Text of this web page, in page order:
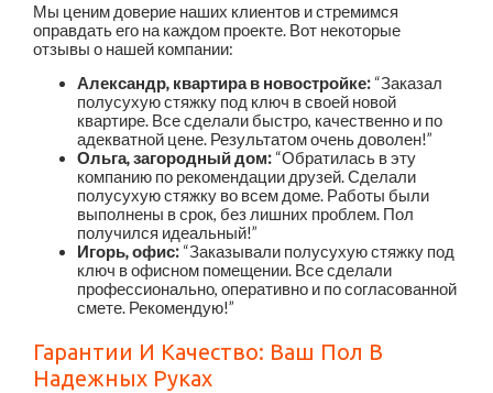
Мы ценим доверие наших клиентов и стремимся
оправдать его на каждом проекте. Вот некоторые
отзывы о нашей компании:
Александр, квартира в новостройке: “Заказал
полусухую стяжку под ключ в своей новой
квартире. Все сделали быстро, качественно и по
адекватной цене. Результатом очень доволен!”
Ольга, загородный дом: “Обратилась в эту
компанию по рекомендации друзей. Сделали
полусухую стяжку во всем доме. Работы были
выполнены в срок, без лишних проблем. Пол
получился идеальный!”
Игорь, офис: “Заказывали полусухую стяжку под
ключ в офисном помещении. Все сделали
профессионально, оперативно и по согласованной
смете. Рекомендую!”
Гарантии И Качество: Ваш Пол В
Надежных Руках